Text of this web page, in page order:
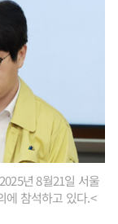
년 8월21일 서울
에 참석하고 있다.<